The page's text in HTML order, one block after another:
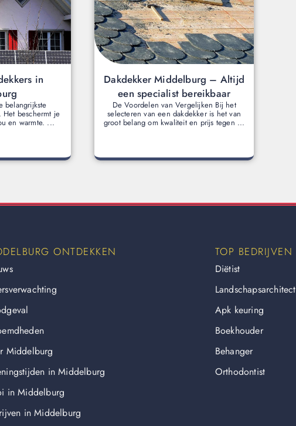
in
belangrijkste
beschermt je
en warmte. ...
Dakdekker Middelburg – Altijd
een specialist bereikbaar
De Voordelen van Vergelijken Bij het
selecteren van een dakdekker is het van
groot belang om kwaliteit en prijs tegen ...
ONTDEKKEN
Middelburg
in Middelburg
in Middelburg
in Middelburg
TOP BEDRIJVEN
Diëtist
Landschapsarchitect
Apk keuring
Boekhouder
Behanger
Orthodontist